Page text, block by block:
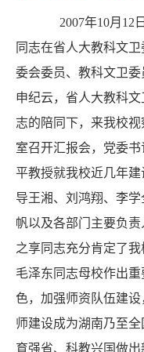
2007年10月12
同志在省人大教科文
委会委员、教科文卫
申纪云，省人大教科
志的陪同下，来我校
室召开汇报会，党委
平教授就我校近几年
导王湘、刘鸿翔、李
帆以及各部门主要负
之享同志充分肯定了
毛泽东同志母校作出
色，加强师资队伍建
师建设成为湖南乃至
育强省、科教兴国做